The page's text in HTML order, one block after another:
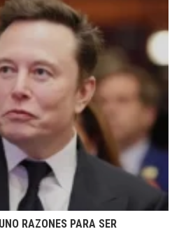
RAZONES PARA SER